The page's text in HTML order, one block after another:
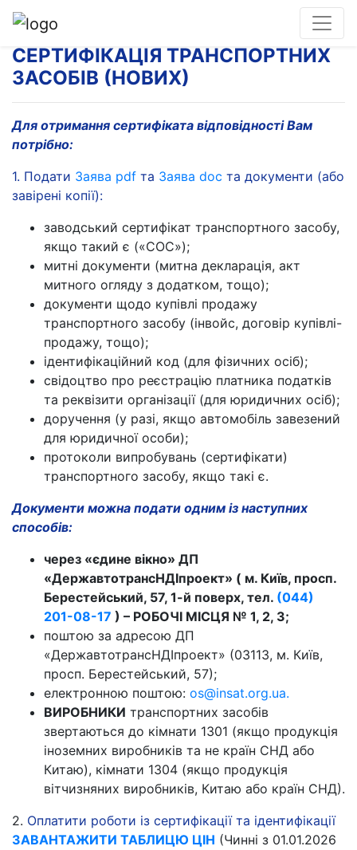
СЕРТИФІКАЦІЯ ТРАНСПОРТНИХ
ЗАСОБІВ (НОВИХ)
Для отримання сертифіката відповідності Вам
потрібно:
1. Подати Заява pdf та Заява doc та документи (або
завірені копії):
заводський сертифікат транспортного засобу,
якщо такий є («СОС»);
митні документи (митна декларація, акт
митного огляду з додатком, тощо);
документи щодо купівлі продажу
транспортного засобу (інвойс, договір купівлі-
продажу, тощо);
ідентифікаційний код (для фізичних осіб);
свідоцтво про реєстрацію платника податків
та реквізити організації (для юридичних осіб);
доручення (у разі, якщо автомобіль завезений
для юридичної особи);
протоколи випробувань (сертифікати)
транспортного засобу, якщо такі є.
Документи можна подати одним із наступних
способів:
через «єдине вікно» ДП
«ДержавтотрансНДІпроект» ( м. Київ, просп.
Берестейський, 57, 1-й поверх, тел. (044)
201-08-17 ) – РОБОЧІ МІСЦЯ № 1, 2, 3;
поштою за адресою ДП
«ДержавтотрансНДІпроект» (03113, м. Київ,
просп. Берестейський, 57);
електронною поштою: os@insat.org.ua.
ВИРОБНИКИ транспортних засобів
звертаються до кімнати 1301 (якщо продукція
іноземних виробників та не країн СНД або
Китаю), кімнати 1304 (якщо продукція
вітчизняних виробників, Китаю або країн СНД).
2. Оплатити роботи із сертифікації та ідентифікації
ЗАВАНТАЖИТИ ТАБЛИЦЮ ЦІН (Чинні з 01.01.2026